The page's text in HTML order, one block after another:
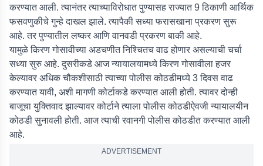
करण्यात आली. त्यानंतर त्याच्याविरोधात पुण्यासह राज्यात 9 ठिकाणी आर्थिक
फसवणुकीचे गुन्हे दाखल झाले. त्यापैकी सध्या फरासखाना प्रकरण सुरू
आहे. तर पुण्यातील लष्कर आणि वानवडी प्रकरण बाकी आहे.
यामुळे किरण गोसावीच्या अडचणीत निश्चितच वाढ होणार असल्याची चर्चा
सध्या सुरु आहे. दुसरीकडे आज न्यायालयामध्ये किरण गोसावीला हजर
केल्यावर अधिक चौकशीसाठी त्याच्या पोलीस कोठडीमध्ये 3 दिवस वाढ
करण्यात यावी, अशी मागणी कोर्टाकडे करण्यात आली होती. त्यावर दोन्ही
बाजूचा युक्तिवाद झाल्यावर कोर्टाने त्याला पोलीस कोठडीऐवजी न्यायालयीन
कोठडी सुनावली होती. आज त्याची रवानगी पोलीस कोठडीत करण्यात आली
आहे.
ADVERTISEMENT